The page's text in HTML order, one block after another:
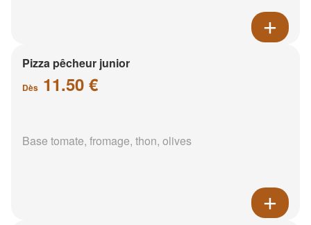
Pizza pêcheur junior
Dès 11.50 €
Base tomate, fromage, thon, olives